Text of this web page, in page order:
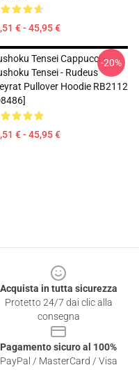
€ - 45,95 €
Tensei Cappucci -
Tensei - Rudeus
Pullover Hoodie RB2112
€ - 45,95 €
-20%
Acquista in tutta sicurezza
Protetto 24/7 dai clic alla
consegna
Pagamento sicuro al 100%
PayPal / MasterCard / Visa